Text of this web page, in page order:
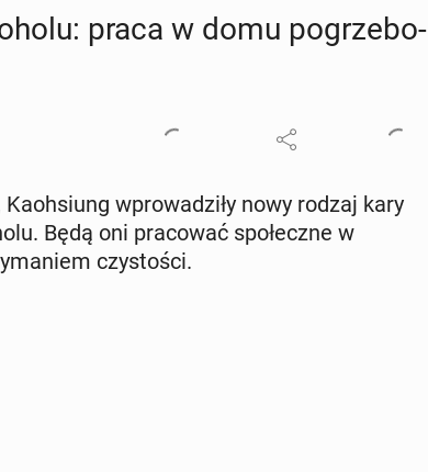
praca w domu po­grze­bo­
wpro­wa­dzi­ły nowy rodzaj kary
Będą oni pra­co­wać spo­łecz­ne w
czy­sto­ści.